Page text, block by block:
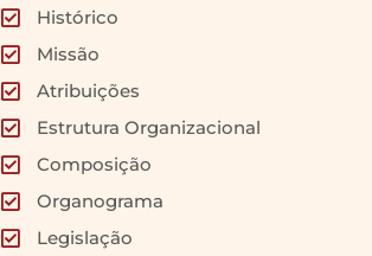
Histórico
Missão
Atribuições
Estrutura Organizacional
Composição
Organograma
Legislação